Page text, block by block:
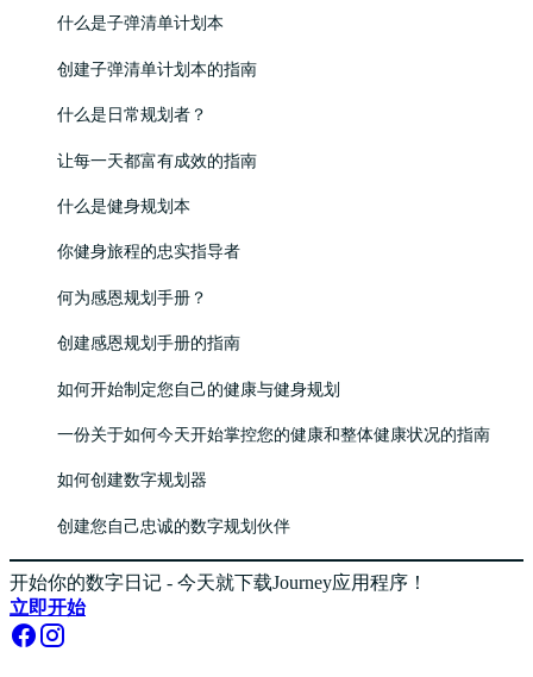
什么是子弹清单计划本
创建子弹清单计划本的指南
什么是日常规划者？
让每一天都富有成效的指南
什么是健身规划本
你健身旅程的忠实指导者
何为感恩规划手册？
创建感恩规划手册的指南
如何开始制定您自己的健康与健身规划
一份关于如何今天开始掌控您的健康和整体健康状况的指南
如何创建数字规划器
创建您自己忠诚的数字规划伙伴
开始你的数字日记 - 今天就下载Journey应用程序！
立即开始